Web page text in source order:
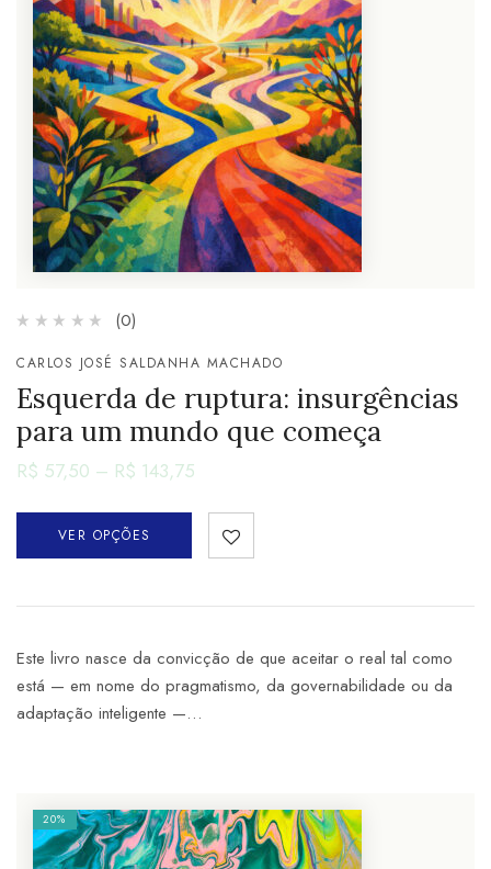
(0)
CARLOS JOSÉ SALDANHA MACHADO
Esquerda de ruptura: insurgências
para um mundo que começa
R$ 57,50 – R$ 143,75
VER OPÇÕES
Este livro nasce da convicção de que aceitar o real tal como
está — em nome do pragmatismo, da governabilidade ou da
adaptação inteligente —…
20%